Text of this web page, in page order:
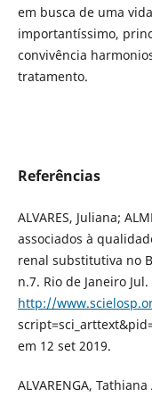
em busca de uma
importantíssimo,
convivência
tratamento.
Referências
ALVARES, Juliana;
associados à
renal substitutiva no
n.7. Rio de Janeiro
http://
em 12 set 2019.
ALVARENGA,